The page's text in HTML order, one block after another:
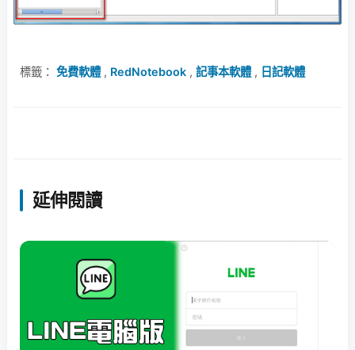
標籤： 免費軟體, RedNotebook , 記事本軟體, 日記軟體
延伸閱讀